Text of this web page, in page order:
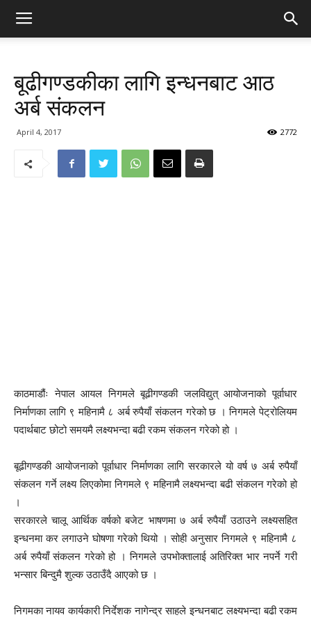
बूढीगण्डकीका लागि इन्धनबाट आठ
अर्ब संकलन
April 4, 2017 2772
काठमाडौंः नेपाल आयल निगमले बूढीगण्डकी जलविद्युत् आयोजनाको पूर्वाधार
निर्माणका लागि ९ महिनामै ८ अर्ब रुपैयाँ संकलन गरेको छ । निगमले पेट्रोलियम
पदार्थबाट छोटो समयमै लक्ष्यभन्दा बढी रकम संकलन गरेको हो ।
बूढीगण्डकी आयोजनाको पूर्वाधार निर्माणका लागि सरकारले यो वर्ष ७ अर्ब रुपैयाँ
संकलन गर्ने लक्ष्य लिएकोमा निगमले ९ महिनामै लक्ष्यभन्दा बढी संकलन गरेको हो
।
सरकारले चालू आर्थिक वर्षको बजेट भाषणमा ७ अर्ब रुपैयाँ उठाउने लक्ष्यसहित
इन्धनमा कर लगाउने घोषणा गरेको थियो । सोही अनुसार निगमले ९ महिनामै ८
अर्ब रुपैयाँ संकलन गरेको हो । निगमले उपभोक्तालाई अतिरिक्त भार नपर्ने गरी
भन्सार बिन्दुमै शुल्क उठाउँदै आएको छ ।
निगमका नायव कार्यकारी निर्देशक नागेन्द्र साहले इन्धनबाट लक्ष्यभन्दा बढी रकम